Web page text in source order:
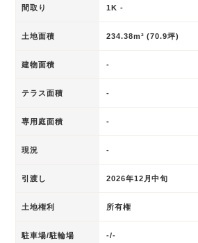
間取り 1K -
土地面積 234.38m² (70.9坪)
建物面積 -
テラス面積 -
専用庭面積 -
現況 -
引渡し 2026年12月中旬
土地権利 所有権
駐車場/駐輪場 -/-